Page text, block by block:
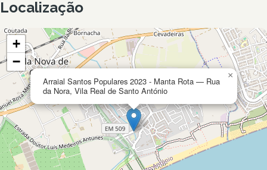
Localização
Arraial Santos Populares 2023 - Manta Rota — Rua
da Nora, Vila Real de Santo António
×
+
−